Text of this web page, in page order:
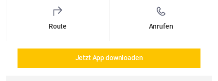
Route Anrufen
Jetzt App downloaden